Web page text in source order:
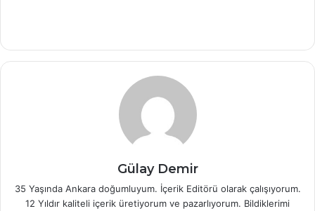
Gülay Demir
35 Yaşında Ankara doğumluyum. İçerik Editörü olarak çalışıyorum.
12 Yıldır kaliteli içerik üretiyorum ve pazarlıyorum. Bildiklerimi